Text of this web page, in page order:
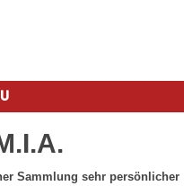
Sammlung sehr persönlicher